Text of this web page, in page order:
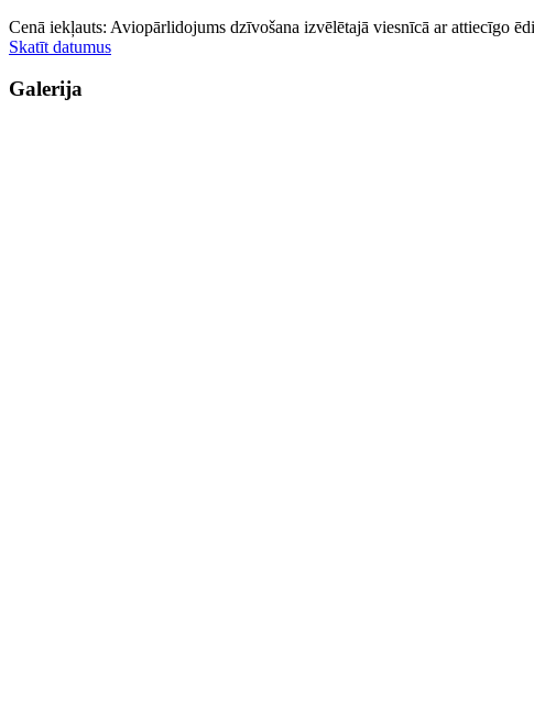
Cenā iekļauts: Aviopārlidojums dzīvošana izvēlētajā viesnīcā ar attiecīgo
Skatīt datumus
Galerija